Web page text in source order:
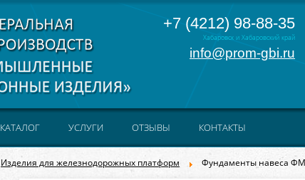
+7 (4212) 98-88-35
Хабаровск и Хабаровский край
info@prom-gbi.ru
Изделия для железнодорожных платформ Фундаменты навеса ФМ
КАТАЛОГ УСЛУГИ ОТЗЫВЫ КОНТАКТЫ